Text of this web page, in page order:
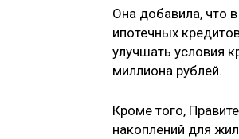
Она добавила, что
ипотечных
улучшать условия
миллиона рублей.
Кроме того,
накоплений для